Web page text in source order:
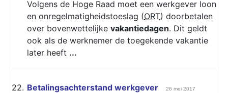
Volgens de Hoge Raad moet een werkgever loon
en onregelmatigheidstoeslag (ORT) doorbetalen
over bovenwettelijke vakantiedagen. Dit geldt
ook als de werknemer de toegekende vakantie
later heeft ...
22. Betalingsachterstand werkgever 26 mei 2017